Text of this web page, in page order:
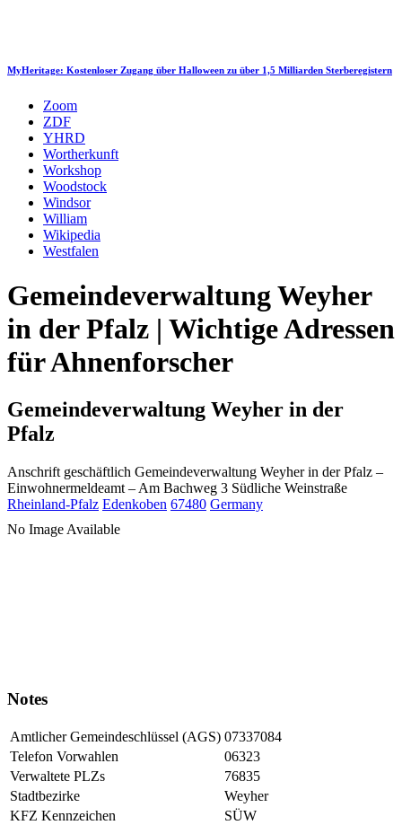
MyHeritage: Kostenloser Zugang über Halloween zu über 1,5 Milliarden Sterberegistern
Zoom
ZDF
YHRD
Wortherkunft
Workshop
Woodstock
Windsor
William
Wikipedia
Westfalen
Gemeindeverwaltung Weyher
in der Pfalz | Wichtige Adressen
für Ahnenforscher
Gemeindeverwaltung Weyher in der
Pfalz
Anschrift geschäftlich Gemeindeverwaltung Weyher in der Pfalz –
Einwohnermeldeamt – Am Bachweg 3 Südliche Weinstraße
Rheinland-Pfalz Edenkoben 67480 Germany
No Image Available
Notes
Amtlicher Gemeindeschlüssel (AGS) 07337084
Telefon Vorwahlen
06323
Verwaltete PLZs
76835
Stadtbezirke
Weyher
KFZ Kennzeichen
SÜW